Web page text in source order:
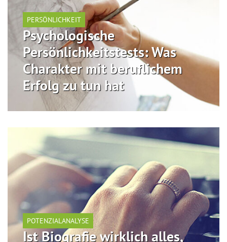
PERSÖNLICHKEIT
Psychologische
Persönlichkeitstests: Was
Charakter mit beruflichem
Erfolg zu tun hat
POTENZIALANALYSE
Ist Biografie wirklich alles,